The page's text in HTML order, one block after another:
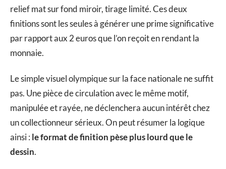
relief mat sur fond miroir, tirage limité. Ces deux
finitions sont les seules à générer une prime significative
par rapport aux 2 euros que l’on reçoit en rendant la
monnaie.
Le simple visuel olympique sur la face nationale ne suffit
pas. Une pièce de circulation avec le même motif,
manipulée et rayée, ne déclenchera aucun intérêt chez
un collectionneur sérieux. On peut résumer la logique
ainsi : le format de finition pèse plus lourd que le
dessin.